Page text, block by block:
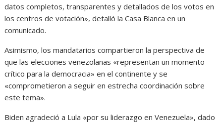
datos completos, transparentes y detallados de los votos en
los centros de votación», detalló la Casa Blanca en un
comunicado.
Asimismo, los mandatarios compartieron la perspectiva de
que las elecciones venezolanas «representan un momento
crítico para la democracia» en el continente y se
«comprometieron a seguir en estrecha coordinación sobre
este tema».
Biden agradeció a Lula «por su liderazgo en Venezuela», dado